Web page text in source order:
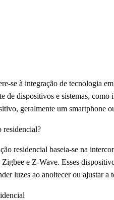
se à integração de tecnologia
de dispositivos e sistemas,
geralmente um smartphone
residencial?
residencial baseia-se na
e Z-Wave. Esses
luzes ao anoitecer ou ajustar